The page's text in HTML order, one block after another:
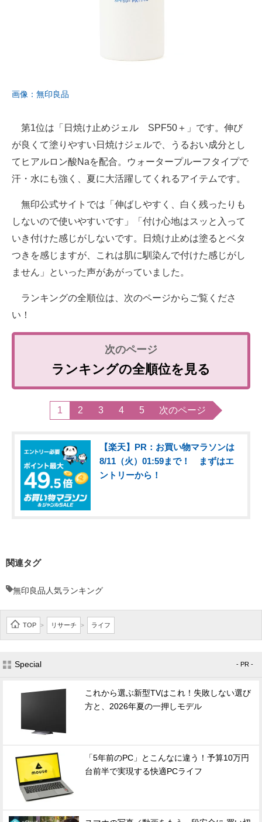
画像：無印良品
第1位は「日焼け止めジェル SPF50＋」です。伸び
が良くて塗りやすい日焼けジェルで、うるおい成分とし
てヒアルロン酸Naを配合。ウォータープルーフタイプで
汗・水にも強く、夏に大活躍してくれるアイテムです。
無印公式サイトでは「伸ばしやすく、白く残ったりも
しないので使いやすいです」「付け心地はスッと入って
いき付けた感じがしないです。日焼け止めは塗るとベタ
つきを感じますが、これは肌に馴染んで付けた感じがし
ません」といった声があがっていました。
ランキングの全順位は、次のページからご覧くださ
い！
ランキングの全順位を見る
1 2 3 4 5 次のページ
【楽天】PR：お買い物マラソンは
8/11（火）01:59まで！ まずはエ
ントリーから！
関連タグ
無印良品人気ランキング
TOP > リサーチ > ライフ
Special - PR -
これから選ぶ新型TVはこれ！失敗しない選び
方と、2026年夏の一押しモデル
「5年前のPC」とこんなに違う！予算10万円
台前半で実現する快適PCライフ